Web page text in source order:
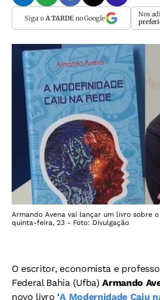
Siga o A TARDEno Google Nos
Armando Avena vai lançar um livro sobre
quinta-feira, 23 - Foto: Divulgação
O escritor, economista e
Federal Bahia (Ufba)Armando
novo livro ‘A Modernidade Caiu